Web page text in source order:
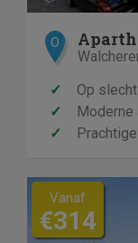
O
✓
Op
✓
Moderne
✓
Vanaf
€314